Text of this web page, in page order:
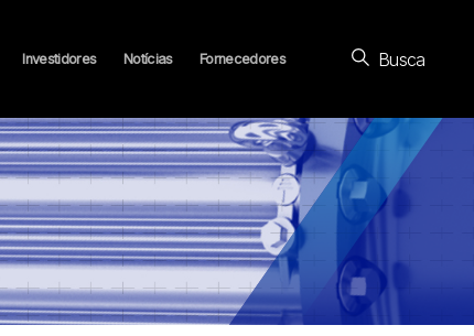
Investidores Notícias Fornecedores Busca